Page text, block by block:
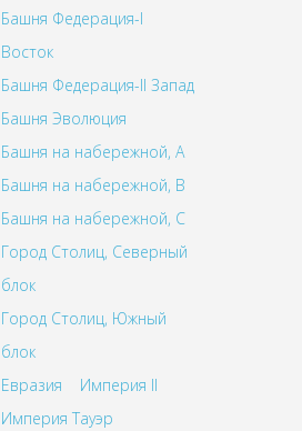
Башня Федерация-I
Восток
Башня Федерация-II Запад
Башня Эволюция
Башня на набережной, A
Башня на набережной, B
Башня на набережной, C
Город Столиц, Северный
блок
Город Столиц, Южный
блок
Евразия
Империя II
Империя Тауэр